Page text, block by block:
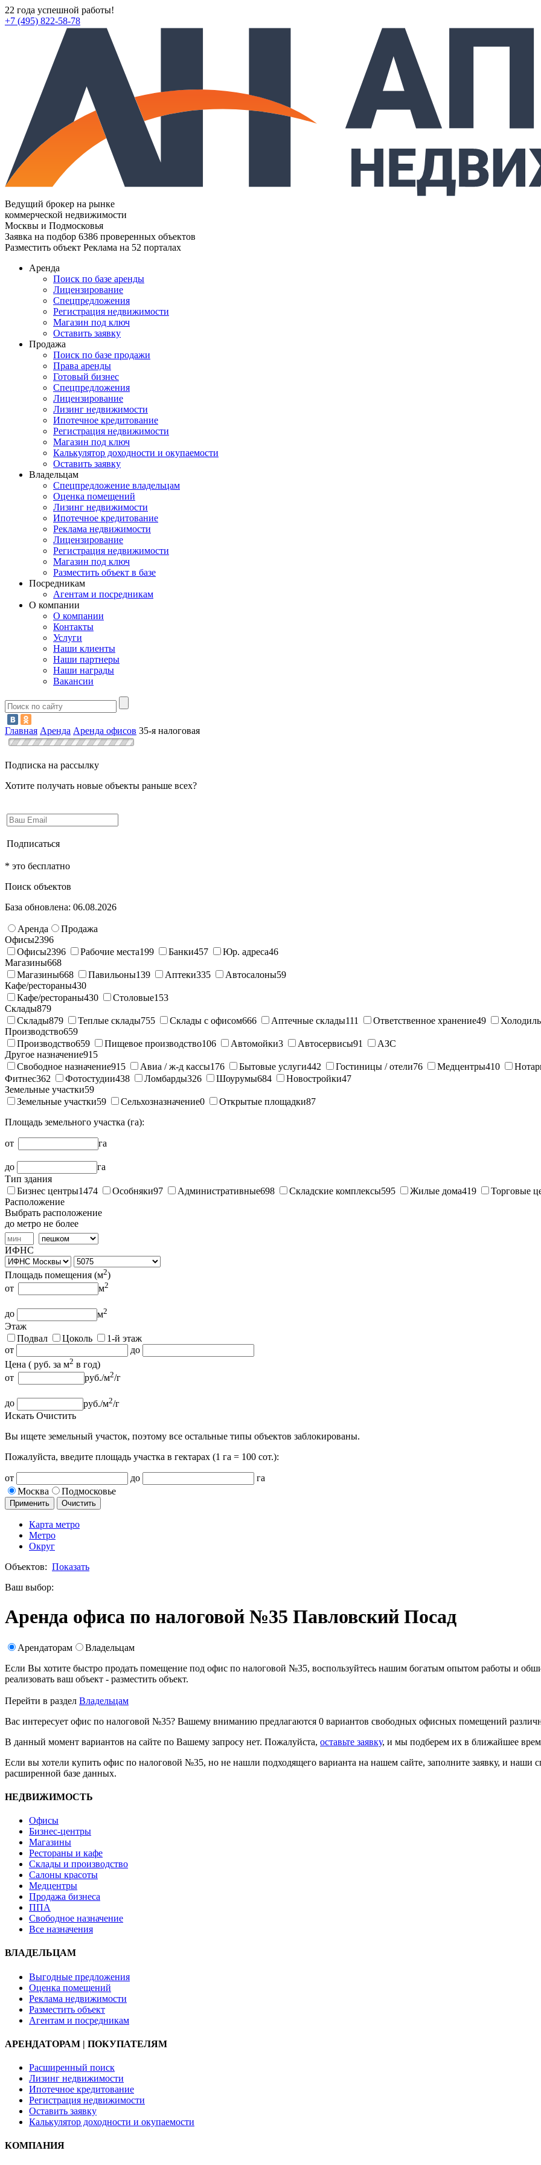
22 года успешной работы!
+7 (495) 822-58-78
Ведущий брокер на рынке
коммерческой недвижимости
Москвы и Подмосковья
Заявка на подбор 6386 проверенных объектов
Разместить объект Реклама на 52 порталах
Аренда
Поиск по базе аренды
Лицензирование
Спецпредложения
Регистрация недвижимости
Магазин под ключ
Оставить заявку
Продажа
Поиск по базе продажи
Права аренды
Готовый бизнес
Спецпредложения
Лицензирование
Лизинг недвижимости
Ипотечное кредитование
Регистрация недвижимости
Магазин под ключ
Калькулятор доходности и окупаемости
Оставить заявку
Владельцам
Спецпредложение владельцам
Оценка помещений
Лизинг недвижимости
Ипотечное кредитование
Реклама недвижимости
Лицензирование
Регистрация недвижимости
Магазин под ключ
Разместить объект в базе
Посредникам
Агентам и посредникам
О компании
О компании
Контакты
Услуги
Наши клиенты
Наши партнеры
Наши награды
Вакансии
Главная Аренда Аренда офисов 35-я налоговая
Подписка на рассылку
Хотите получать новые объекты раньше всех?
Подписаться
* это бесплатно
Поиск объектов
База обновлена: 06.08.2026
Аренда
Продажа
Офисы2396
Офисы2396 Рабочие места199 Банки457 Юр. адреса46
Магазины668
Магазины668 Павильоны139 Аптеки335 Автосалоны59
Кафе/рестораны430
Кафе/рестораны430 Столовые153
Склады879
Склады879 Теплые склады755 Склады с офисом666 Аптечные склады111 Ответственное хранение49
Производство659
Производство659 Пищевое производство106 Автомойки3 Автосервисы91
АЗС
Другое назначение915
Свободное назначение915 Авиа / ж-д кассы176 Бытовые услуги442 Гостиницы / отели76 Медцентры410
Фитнес362 Фотостудии438 Ломбарды326 Шоурумы684 Новостройки47
Земельные участки59
Земельные участки59 Сельхозназначение0 Открытые площадки87
Площадь земельного участка (га):
от га
до
га
Тип здания
Бизнес центры1474 Особняки97 Административные698 Складские комплексы595 Жилые дома419 Торговые
Расположение
Выбрать расположение
до метро не более
ИФНС
Площадь помещения (м2)
от
м2
до м2
Этаж
Подвал
Цоколь
1-й этаж
от
до
Цена ( руб. за м2 в год)
от
руб./м2/г
до руб./м2/г
Искать Очистить
Вы ищете земельный участок, поэтому все остальные типы объектов заблокированы.
Пожалуйста, введите площадь участка в гектарах (1 га = 100 сот.):
от до
га
Москва
Подмосковье
Применить Очистить
Карта метро
Метро
Округ
Объектов: Показать
Ваш выбор:
Аренда офиса по налоговой №35 Павловский Посад
Арендаторам
Владельцам
Если Вы хотите быстро продать помещение под офис по налоговой №35, воспользуйтесь нашим богатым опытом работы и
реализовать ваш объект - разместить объект.
Перейти в раздел Владельцам
Вас интересует офис по налоговой №35? Вашему вниманию предлагаются 0 вариантов свободных офисных помещений
В данный момент вариантов на сайте по Вашему запросу нет. Пожалуйста, оставьте заявку, и мы подберем их в ближайшее
Если вы хотели купить офис по налоговой №35, но не нашли подходящего варианта на нашем сайте, заполните заявку, и наши
расширенной базе данных.
НЕДВИЖИМОСТЬ
Офисы
Бизнес-центры
Магазины
Рестораны и кафе
Склады и производство
Салоны красоты
Медцентры
Продажа бизнеса
ППА
Свободное назначение
Все назначения
ВЛАДЕЛЬЦАМ
Выгодные предложения
Оценка помещений
Реклама недвижимости
Разместить объект
Агентам и посредникам
АРЕНДАТОРАМ | ПОКУПАТЕЛЯМ
Расширенный поиск
Лизинг недвижимости
Ипотечное кредитование
Регистрация недвижимости
Оставить заявку
Калькулятор доходности и окупаемости
КОМПАНИЯ